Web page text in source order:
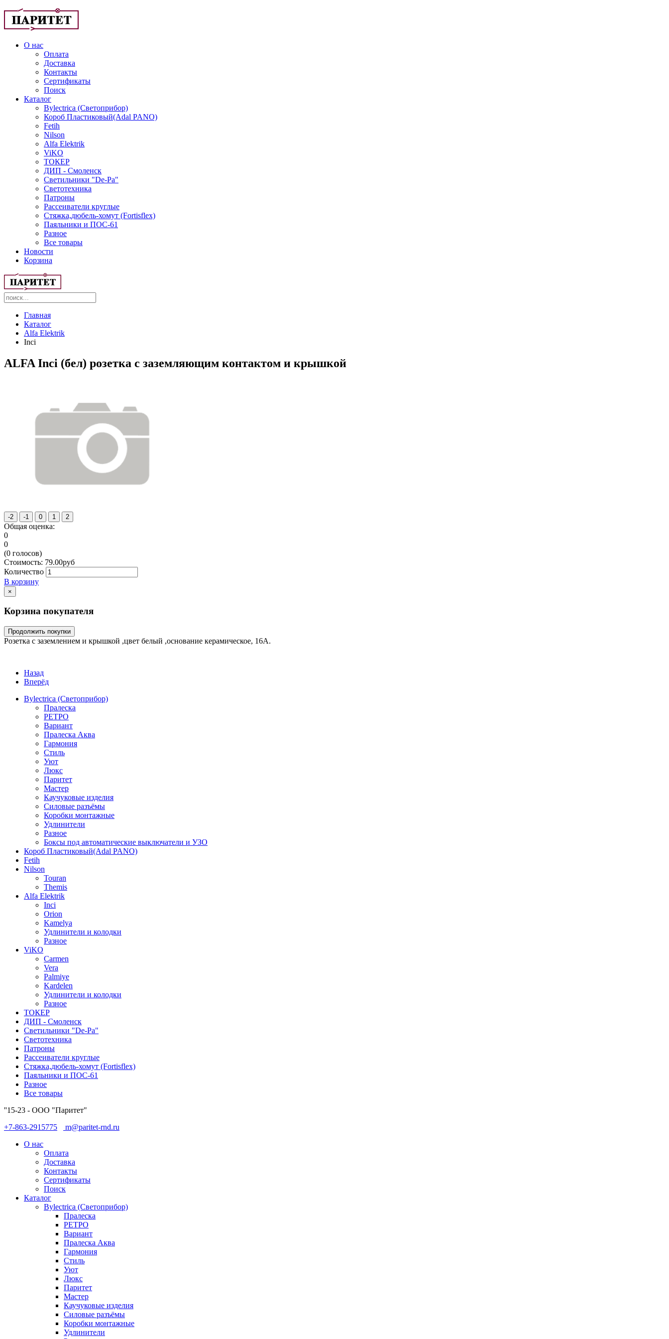
О нас
Оплата
Доставка
Контакты
Сертификаты
Поиск
Каталог
Bylectrica (Светоприбор)
Короб Пластиковый(Adal PANO)
Fetih
Nilson
Alfa Elektrik
ViKO
ТОКЕР
ДИП - Смоленск
Светильники "De-Pa"
Светотехника
Патроны
Рассеиватели круглые
Стяжка,дюбель-хомут (Fortisflex)
Паяльники и ПОС-61
Разное
Все товары
Новости
Корзина
Главная
Каталог
Alfa Elektrik
Inci
ALFA Inci (бел) розетка с заземляющим контактом и крышкой
Общая оценка:
0
0
(0 голосов)
Стоимость: 79.00руб
Количество
В корзину
×
Корзина покупателя
Продолжить покупки
Розетка с заземлением и крышкой ,цвет белый ,основание керамическое, 16А.
Назад
Вперёд
Bylectrica (Светоприбор)
Пралеска
РЕТРО
Вариант
Пралеска Аква
Гармония
Стиль
Уют
Люкс
Паритет
Мастер
Каучуковые изделия
Силовые разъёмы
Коробки монтажные
Удлинители
Разное
Боксы под автоматические выключатели и УЗО
Короб Пластиковый(Adal PANO)
Fetih
Nilson
Touran
Themis
Alfa Elektrik
Inci
Orion
Kamelya
Удлинители и колодки
Разное
ViKO
Carmen
Vera
Palmiye
Kardelen
Удлинители и колодки
Разное
ТОКЕР
ДИП - Смоленск
Светильники "De-Pa"
Светотехника
Патроны
Рассеиватели круглые
Стяжка,дюбель-хомут (Fortisflex)
Паяльники и ПОС-61
Разное
Все товары
''15-23 - ООО "Паритет"
+7-863-2915775
m@paritet-rnd.ru
О нас
Оплата
Доставка
Контакты
Сертификаты
Поиск
Каталог
Bylectrica (Светоприбор)
Пралеска
РЕТРО
Вариант
Пралеска Аква
Гармония
Стиль
Уют
Люкс
Паритет
Мастер
Каучуковые изделия
Силовые разъёмы
Коробки монтажные
Удлинители